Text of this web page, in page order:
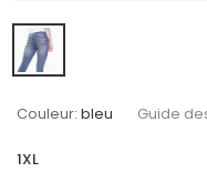
Couleur: bleu Guide
1XL